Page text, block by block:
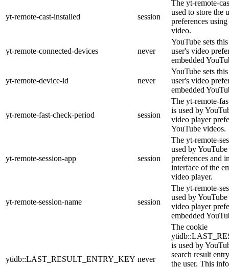
yt-remote-cast-installed session
The yt-remote-
used to store the
preferences
video.
yt-remote-connected-devices never
YouTube sets
user's video
embedded
yt-remote-device-id never
YouTube sets
user's video
embedded
yt-remote-fast-check-period session
The yt-remote-
is used by
video player
YouTube videos.
yt-remote-session-app session
The yt-remote-
used by
preferences and
interface of the
video player.
yt-remote-session-name session
The yt-remote-
used by
video player
embedded
ytidb::LAST_RESULT_ENTRY_KEY never
The cookie
is used by
search result
the user. This